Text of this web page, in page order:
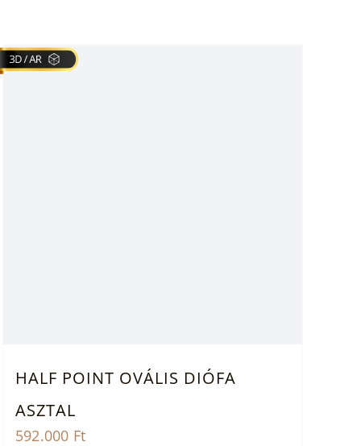
HALF POINT OVÁLIS DIÓFA
ASZTAL
592.000 Ft